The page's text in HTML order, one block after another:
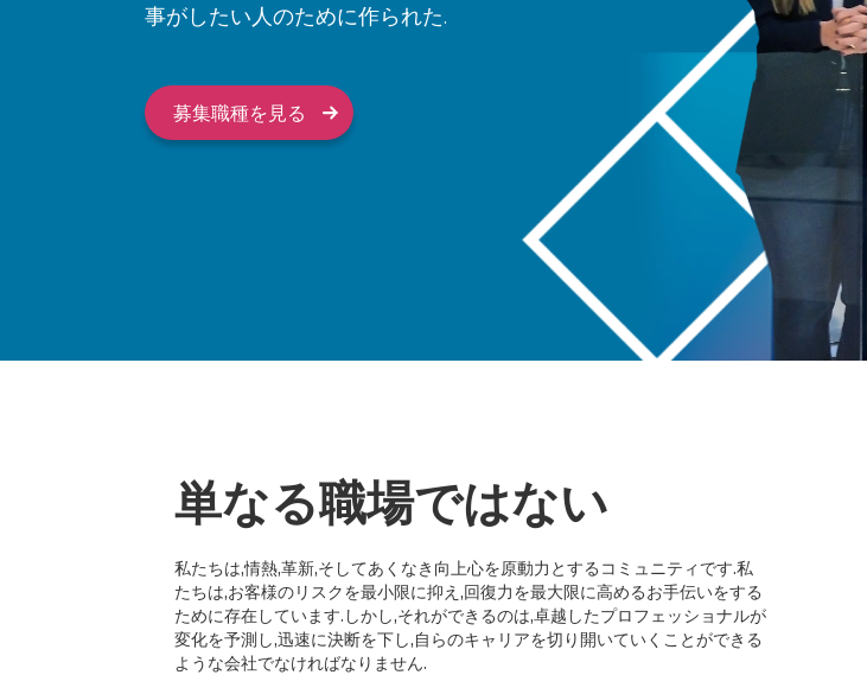
事がしたい人のために作られた.
募集職種を見る
単なる職場ではない
私たちは,情熱,革新,そしてあくなき向上心を原動力とするコミュニティです.私
たちは,お客様のリスクを最小限に抑え,回復力を最大限に高めるお手伝いをする
ために存在しています.しかし,それができるのは,卓越したプロフェッショナルが
変化を予測し,迅速に決断を下し,自らのキャリアを切り開いていくことができる
ような会社でなければなりません.